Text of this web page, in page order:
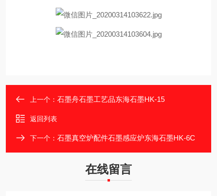
上一个： 石墨舟石墨工艺品东海石墨HK-15
返回列表
下一个： 石墨真空炉配件石墨感应炉东海石墨HK-6C
在线留言